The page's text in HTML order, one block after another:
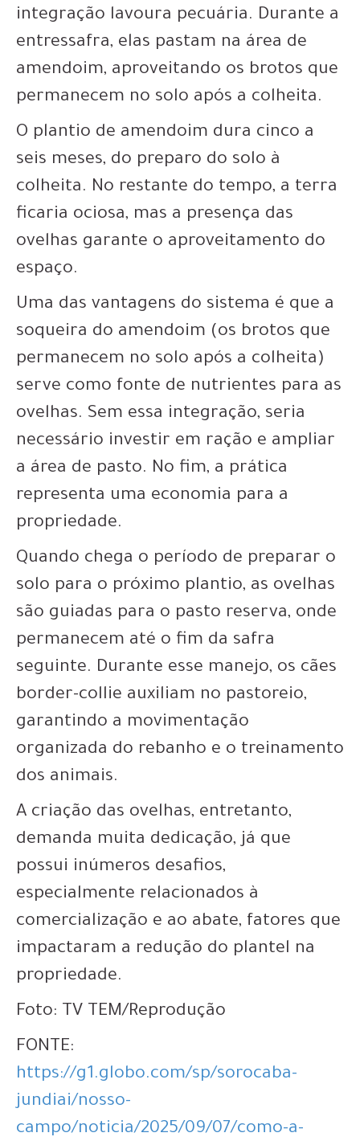
integração lavoura pecuária. Durante a
entressafra, elas pastam na área de
amendoim, aproveitando os brotos que
permanecem no solo após a colheita.
O plantio de amendoim dura cinco a
seis meses, do preparo do solo à
colheita. No restante do tempo, a terra
ficaria ociosa, mas a presença das
ovelhas garante o aproveitamento do
espaço.
Uma das vantagens do sistema é que a
soqueira do amendoim (os brotos que
permanecem no solo após a colheita)
serve como fonte de nutrientes para as
ovelhas. Sem essa integração, seria
necessário investir em ração e ampliar
a área de pasto. No fim, a prática
representa uma economia para a
propriedade.
Quando chega o período de preparar o
solo para o próximo plantio, as ovelhas
são guiadas para o pasto reserva, onde
permanecem até o fim da safra
seguinte. Durante esse manejo, os cães
border-collie auxiliam no pastoreio,
garantindo a movimentação
organizada do rebanho e o treinamento
dos animais.
A criação das ovelhas, entretanto,
demanda muita dedicação, já que
possui inúmeros desafios,
especialmente relacionados à
comercialização e ao abate, fatores que
impactaram a redução do plantel na
propriedade.
Foto: TV TEM/Reprodução
FONTE:
https://g1.globo.com/sp/sorocaba-
jundiai/nosso-
campo/noticia/2025/09/07/como-a-